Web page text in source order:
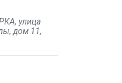
улица
дом 11,